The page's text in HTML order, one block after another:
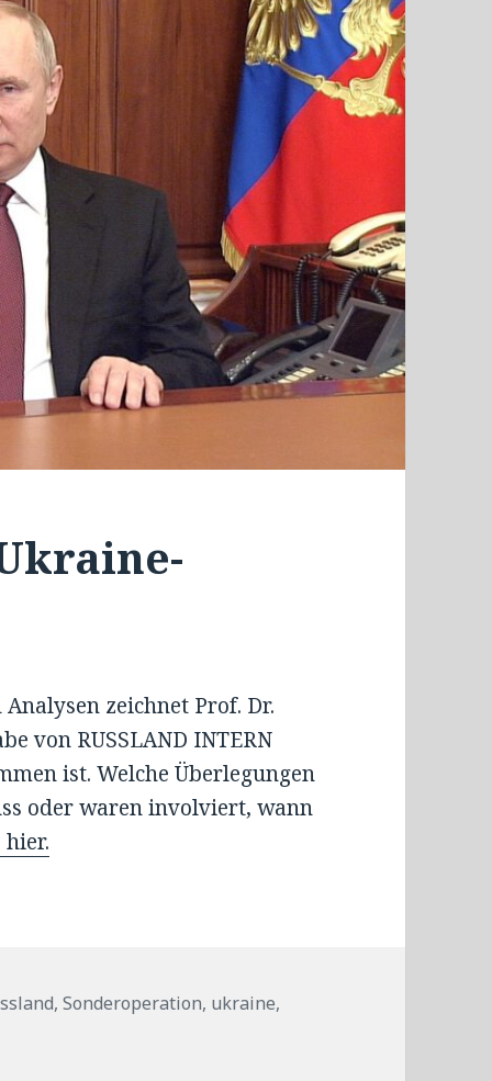
zeichnet Prof. Dr.
von RUSSLAND INTERN
ist. Welche Überlegungen
oder waren involviert, wann
hier.
,Sonderoperation, ukraine,